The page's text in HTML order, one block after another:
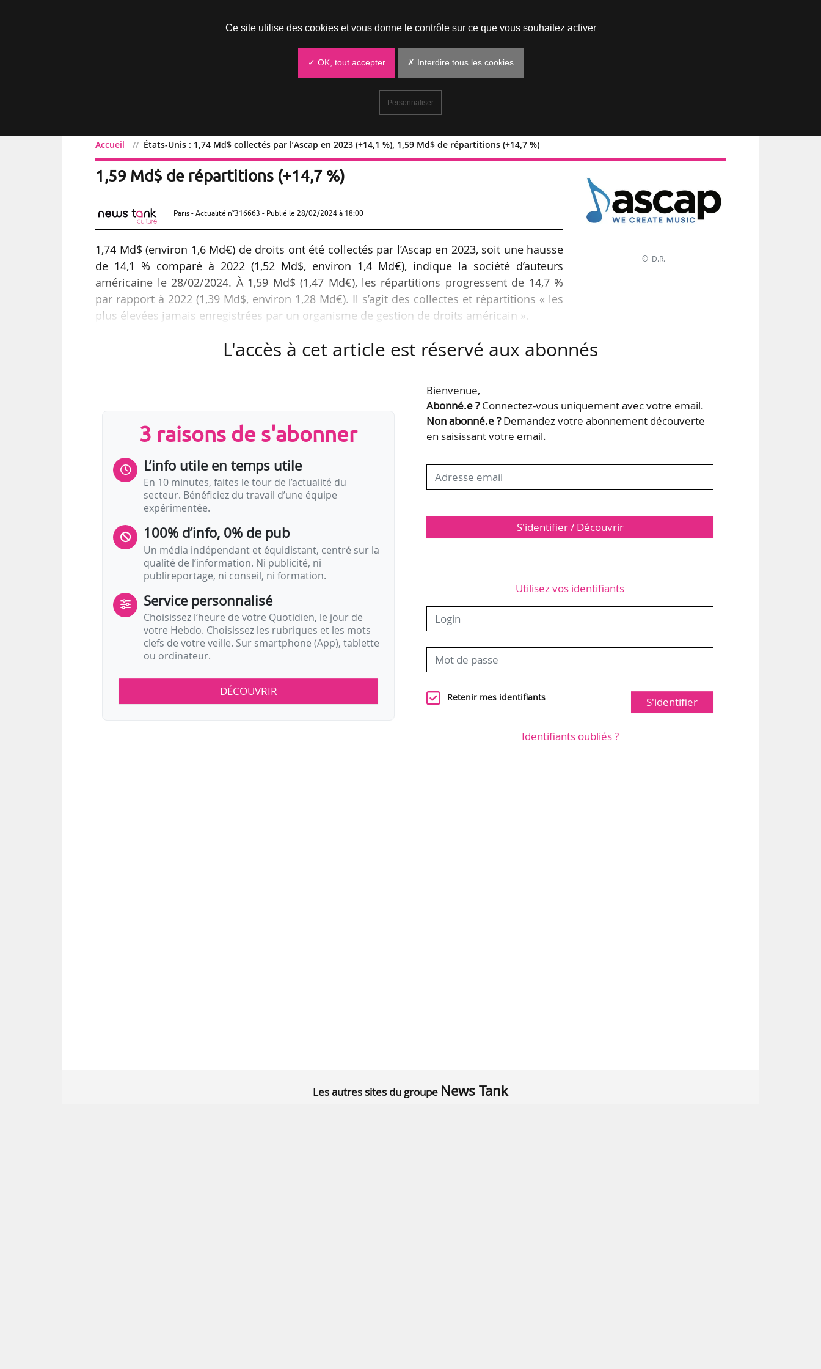
Accueil États-Unis : 1,74 Md$ collectés par l’Ascap en 2023 (+14,1 %), 1,59 Md$ de répartitions (+14,7 %)
États-Unis : 1,74 Md$ collectés par l’Ascap en 2023 (+14,1 %),
1,59 Md$ de répartitions (+14,7 %)
Paris - Actualité n°316663 - Publié le 28/02/2024 à 18:00
1,74 Md$ (environ 1,6 Md€) de droits ont été collectés par l’Ascap en 2023, soit une hausse
de 14,1 % comparé à 2022 (1,52 Md$, environ 1,4 Md€), indique la société d’auteurs
américaine le 28/02/2024. À 1,59 Md$ (1,47 Md€), les répartitions progressent de 14,7 %
par rapport à 2022 (1,39 Md$, environ 1,28 Md€). Il s’agit des collectes et répartitions « les
plus élevées jamais enregistrées par un organisme de gestion de droits américain ».
Toutes les catégories de licences ont connu une hausse de collectes en 2023, portant
augmenté de 21 %, ceux de la radio de 10 % et ceux de l’audiovisuel de 3 % par rapport à
© D.R.
L'accès à cet article est réservé aux abonnés
3 raisons de s'abonner
L’info utile en temps utile
En 10 minutes, faites le tour de l’actualité du
secteur. Bénéficiez du travail d’une équipe
expérimentée.
100% d’info, 0% de pub
Un média indépendant et équidistant, centré sur la
qualité de l’information. Ni publicité, ni
publireportage, ni conseil, ni formation.
Service personnalisé
Choisissez l‘heure de votre Quotidien, le jour de
votre Hebdo. Choisissez les rubriques et les mots
clefs de votre veille. Sur smartphone (App), tablette
ou ordinateur.
DÉCOUVRIR
Bienvenue,
Abonné.e ?Connectez-vous uniquement avec votre email.
Non abonné.e ?Demandez votre abonnement découverte
en saisissant votre email.
S'identifier / Découvrir
Utilisez vos identifiants
Retenir mes identifiants S'identifier
Identifiants oubliés ?
Les autres sites du groupe News Tank
Ce site utilise des cookies et vous donne le contrôle sur ce que vous souhaitez activer
✓ OK, tout accepter ✗ Interdire tous les cookies
Personnaliser